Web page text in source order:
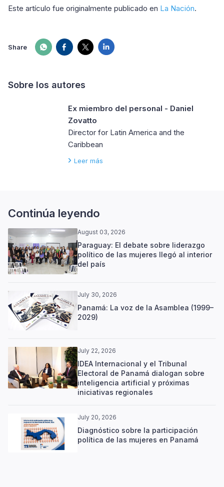
Este artículo fue originalmente publicado en La Nación.
Share
Sobre los autores
Ex miembro del personal - Daniel
Zovatto
Director for Latin America and the
Caribbean
Leer más
Continúa leyendo
August 03, 2026
Paraguay: El debate sobre liderazgo
político de las mujeres llegó al interior
del país
July 30, 2026
Panamá: La voz de la Asamblea (1999–
2029)
July 22, 2026
IDEA Internacional y el Tribunal
Electoral de Panamá dialogan sobre
inteligencia artificial y próximas
iniciativas regionales
July 20, 2026
Diagnóstico sobre la participación
política de las mujeres en Panamá